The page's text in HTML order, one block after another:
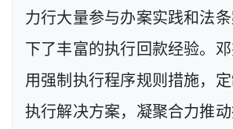
力行大量参与办案实践和法
下了丰富的执行回款经验。
用强制执行程序规则措施，
执行解决方案，凝聚合力推